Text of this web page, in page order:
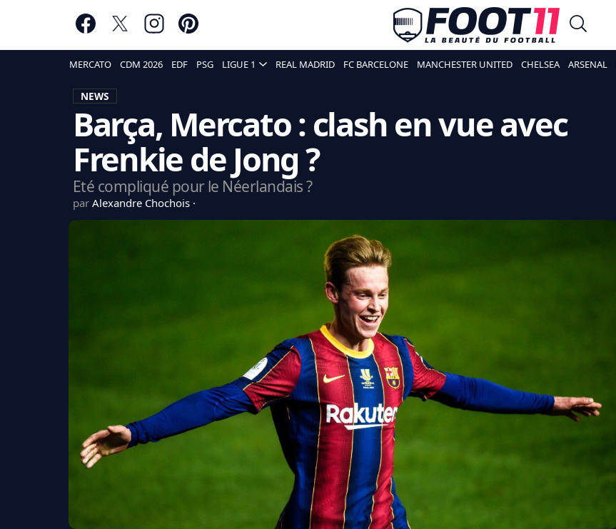
MERCATO CDM 2026 EDF PSG LIGUE 1 REAL MADRID FC BARCELONE MANCHESTER UNITED CHELSEA ARSENAL
NEWS
Barça, Mercato : clash en vue avec
Frenkie de Jong ?
Eté compliqué pour le Néerlandais ?
par Alexandre Chochois